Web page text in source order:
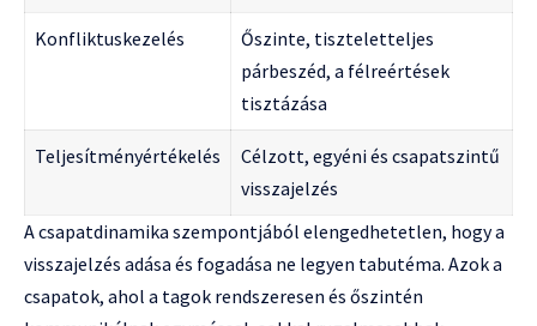
Konfliktuskezelés
Őszinte, tiszteletteljes
párbeszéd, a félreértések
tisztázása
Teljesítményértékelés
Célzott, egyéni és csapatszintű
visszajelzés
A csapatdinamika szempontjából elengedhetetlen, hogy a
visszajelzés adása és fogadása ne legyen tabutéma. Azok a
csapatok, ahol a tagok rendszeresen és őszintén